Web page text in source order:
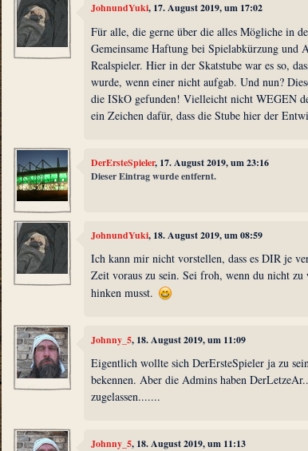
JohnundYuki, 17. August 2019, um 17:02
Für alle, die gerne über die alles Mögliche in
Gemeinsame Haftung bei Spielabkürzung und
Realspieler. Hier in der Skatstube war es so,
wurde, wenn einer nicht aufgab. Und nun?
die ISkO gefunden! Vielleicht nicht WEGEN
ein Zeichen dafür, dass die Stube hier der
DerErsteSpieler, 17. August 2019, um 23:16
Dieser Eintrag wurde entfernt.
JohnundYuki, 18. August 2019, um 08:59
Ich kann mir nicht vorstellen, dass es DIR je
Zeit voraus zu sein. Sei froh, wenn du nicht
hinken musst.
Johnny_5, 18. August 2019, um 11:09
Eigentlich wollte sich DerErsteSpieler ja zu
bekennen. Aber die Admins haben
zugelassen.......
Johnny_5, 18. August 2019, um 11:13